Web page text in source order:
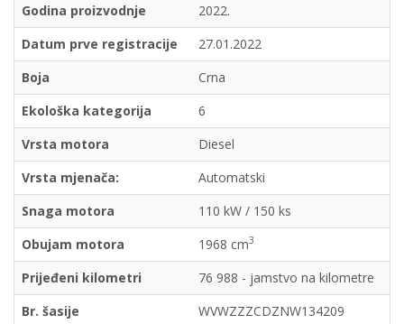
Godina proizvodnje
2022.
Datum prve registracije
27.01.2022
Boja
Crna
Ekološka kategorija
6
Vrsta motora
Diesel
Vrsta mjenača:
Automatski
Snaga motora
110 kW / 150 ks
Obujam motora
1968 cm3
Prijeđeni kilometri
76 988 - jamstvo na kilometre
Br. šasije
WVWZZZCDZNW134209